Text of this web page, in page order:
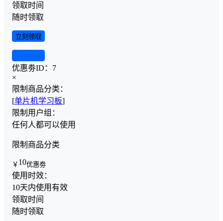
领取时间
随时领取
立刻领取
优惠劵ID： 7
×
限制商品分类：
[单片机学习板]
限制用户组：
任何人都可以使用
限制商品分类
￥ 10优惠劵
使用时效：
10天内使用有效
领取时间
随时领取